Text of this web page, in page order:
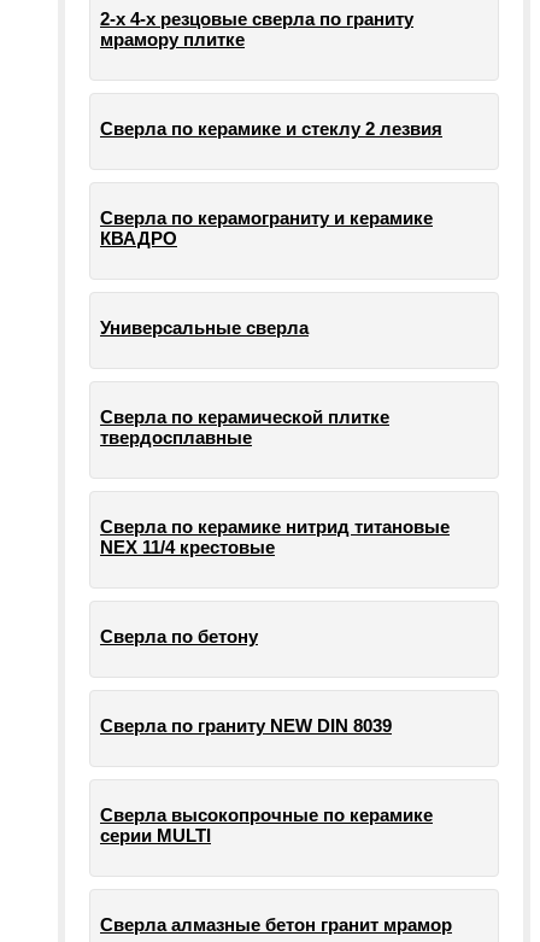
2-х 4-х резцовые сверла по граниту
мрамору плитке
Сверла по керамике и стеклу 2 лезвия
Сверла по керамограниту и керамике
КВАДРО
Универсальные сверла
Сверла по керамической плитке
твердосплавные
Сверла по керамике нитрид титановые
NEX 11/4 крестовые
Сверла по бетону
Сверла по граниту NEW DIN 8039
Сверла высокопрочные по керамике
серии MULTI
Сверла алмазные бетон гранит мрамор